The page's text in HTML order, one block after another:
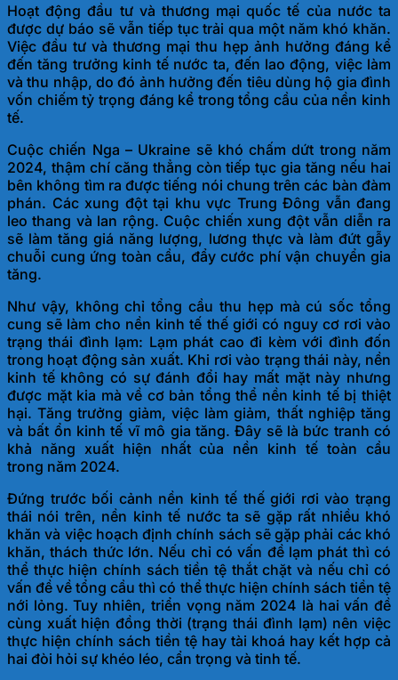
Hoạt động đầu tư và thương mại quốc tế của nước ta
được dự báo sẽ vẫn tiếp tục trải qua một năm khó khăn.
Việc đầu tư và thương mại thu hẹp ảnh hưởng đáng kể
đến tăng trưởng kinh tế nước ta, đến lao động, việc làm
và thu nhập, do đó ảnh hưởng đến tiêu dùng hộ gia đình
vốn chiếm tỷ trọng đáng kể trong tổng cầu của nền kinh
tế.
Cuộc chiến Nga – Ukraine sẽ khó chấm dứt trong năm
2024, thậm chí căng thẳng còn tiếp tục gia tăng nếu hai
bên không tìm ra được tiếng nói chung trên các bàn đàm
phán. Các xung đột tại khu vực Trung Đông vẫn đang
leo thang và lan rộng. Cuộc chiến xung đột vẫn diễn ra
sẽ làm tăng giá năng lượng, lương thực và làm đứt gẫy
chuỗi cung ứng toàn cầu, đẩy cước phí vận chuyển gia
tăng.
Như vậy, không chỉ tổng cầu thu hẹp mà cú sốc tổng
cung sẽ làm cho nền kinh tế thế giới có nguy cơ rơi vào
trạng thái đình lạm: Lạm phát cao đi kèm với đình đốn
trong hoạt động sản xuất. Khi rơi vào trạng thái này, nền
kinh tế không có sự đánh đổi hay mất mặt này nhưng
được mặt kia mà về cơ bản tổng thể nền kinh tế bị thiệt
hại. Tăng trưởng giảm, việc làm giảm, thất nghiệp tăng
và bất ổn kinh tế vĩ mô gia tăng. Đây sẽ là bức tranh có
khả năng xuất hiện nhất của nền kinh tế toàn cầu
trong năm 2024.
Đứng trước bối cảnh nền kinh tế thế giới rơi vào trạng
thái nói trên, nền kinh tế nước ta sẽ gặp rất nhiều khó
khăn và việc hoạch định chính sách sẽ gặp phải các khó
khăn, thách thức lớn. Nếu chỉ có vấn đề lạm phát thì có
thể thực hiện chính sách tiền tệ thắt chặt và nếu chỉ có
vấn đề về tổng cầu thì có thể thực hiện chính sách tiền tệ
nới lỏng. Tuy nhiên, triển vọng năm 2024 là hai vấn đề
cùng xuất hiện đồng thời (trạng thái đình lạm) nên việc
thực hiện chính sách tiền tệ hay tài khoá hay kết hợp cả
hai đòi hỏi sự khéo léo, cẩn trọng và tinh tế.